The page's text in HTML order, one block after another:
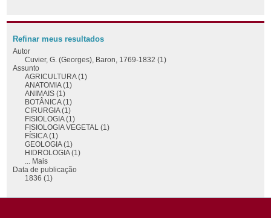
Refinar meus resultados
Autor
Cuvier, G. (Georges), Baron, 1769-1832 (1)
Assunto
AGRICULTURA (1)
ANATOMIA (1)
ANIMAIS (1)
BOTÂNICA (1)
CIRURGIA (1)
FISIOLOGIA (1)
FISIOLOGIA VEGETAL (1)
FÍSICA (1)
GEOLOGIA (1)
HIDROLOGIA (1)
... Mais
Data de publicação
1836 (1)